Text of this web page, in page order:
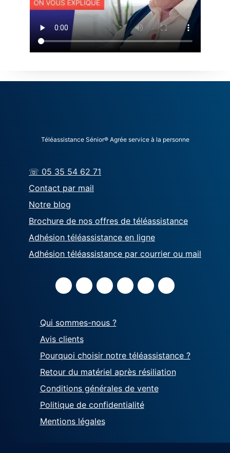
Téléassistance Sénior® Agrée service à la personne
☏ 05 35 54 62 71
Contact par mail
Notre blog
Brochure de nos offres de téléassistance
Adhésion téléassistance en ligne
Adhésion téléassistance par courrier ou mail
Qui sommes-nous ?
Avis clients
Pourquoi choisir notre téléassistance ?
Retour du matériel après résiliation
Conditions générales de vente
Politique de confidentialité
Mentions légales